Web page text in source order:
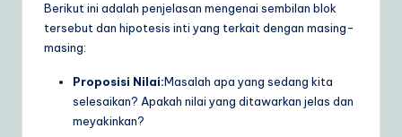
Berikut ini adalah penjelasan mengenai sembilan blok
tersebut dan hipotesis inti yang terkait dengan masing-
masing:
Proposisi Nilai:Masalah apa yang sedang kita
selesaikan? Apakah nilai yang ditawarkan jelas dan
meyakinkan?